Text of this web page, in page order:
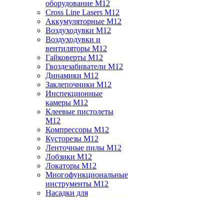
оборудование M12
Cross Line Lasers M12
Аккумуляторные M12
Воздуходувки M12
Воздуходувки и
вентиляторы M12
Гайковерты M12
Гвоздезабиватели M12
Динамики M12
Заклепочники M12
Инспекционные
камеры M12
Клеевые пистолеты
M12
Компрессоры M12
Кусторезы M12
Ленточные пилы M12
Лобзики M12
Локаторы M12
Многофункциональные
инструменты M12
Насадки для